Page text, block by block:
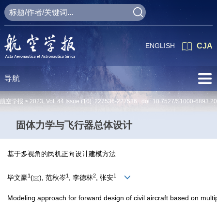
CJA
ENGLISH
导航
航空学报 > 2023, Vol. 44 Issue (10): 227536-227536 doi: 10.7527/S1000-
固体力学与飞行器总体设计
基于多视角的民机正向设计建模方法
毕文豪1( ), 范秋岑1 , 李德林2, 张安1
Modeling approach for forward design of civil aircraft based on